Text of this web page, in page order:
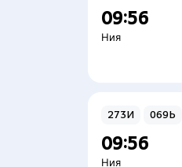
09:56
Ния
273И 069Ь
09:56
Ния